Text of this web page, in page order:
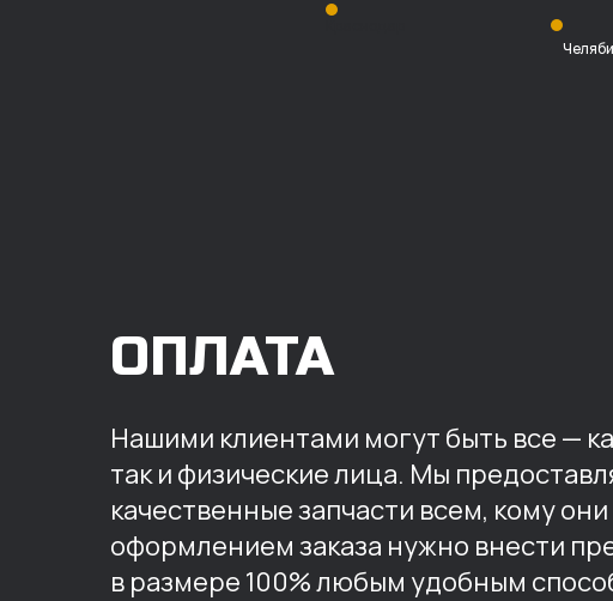
ОПЛАТА
Нашими клиентами могут быть все —
так и физические лица. Мы
качественные запчасти всем, кому
оформлением заказа нужно внести
в размере 100% любым удобным